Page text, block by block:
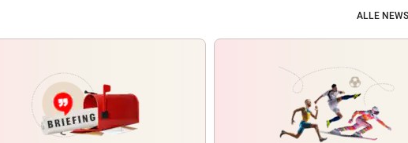
ALLE